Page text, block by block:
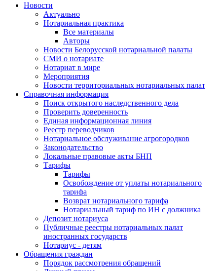
Новости
Актуально
Нотариальная практика
Все материалы
Авторы
Новости Белорусской нотариальной палаты
СМИ о нотариате
Нотариат в мире
Мероприятия
Новости территориальных нотариальных палат
Справочная информация
Поиск открытого наследственного дела
Проверить доверенность
Единая информационная линия
Реестр переводчиков
Нотариальное обслуживание агрогородков
Законодательство
Локальные правовые акты БНП
Тарифы
Тарифы
Освобождение от уплаты нотариального
тарифа
Возврат нотариального тарифа
Нотариальный тариф по ИН с должника
Депозит нотариуса
Публичные реестры нотариальных палат
иностранных государств
Нотариус - детям
Обращения граждан
Порядок рассмотрения обращений